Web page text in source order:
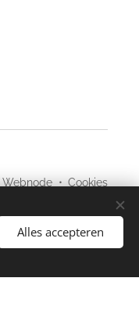
Webnode Cookies
Alles accepteren